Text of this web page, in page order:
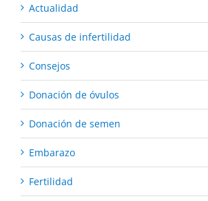
Actualidad
Causas de infertilidad
Consejos
Donación de óvulos
Donación de semen
Embarazo
Fertilidad